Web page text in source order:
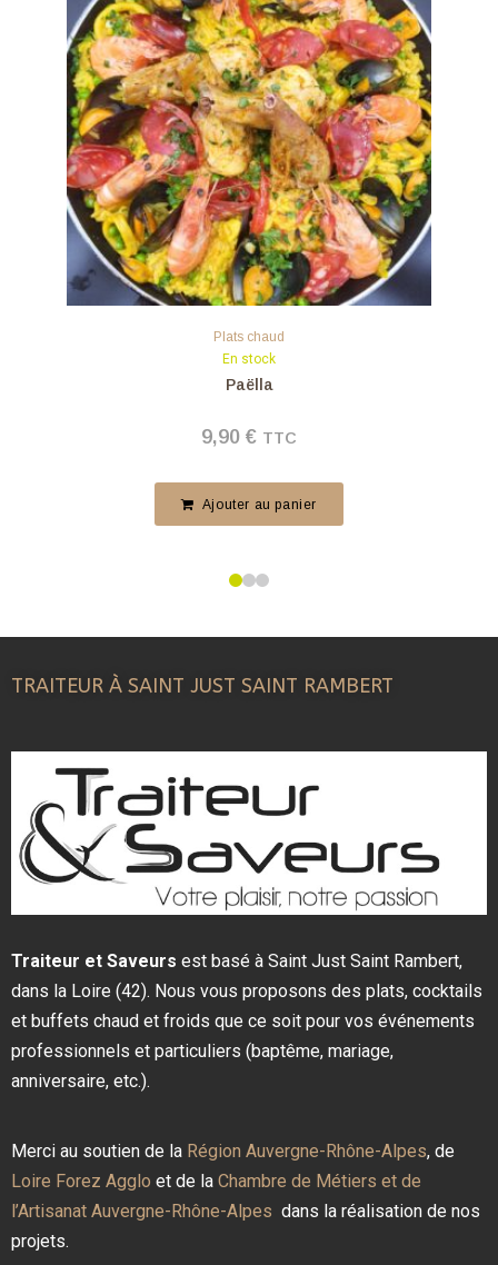
Plats chaud
En stock
Paëlla
9,90 € TTC
Ajouter au panier
TRAITEUR À SAINT JUST SAINT RAMBERT
Traiteur et Saveurs est basé à Saint Just Saint Rambert,
dans la Loire (42). Nous vous proposons des plats, cocktails
et buffets chaud et froids que ce soit pour vos événements
professionnels et particuliers (baptême, mariage,
anniversaire, etc.).
Merci au soutien de la Région Auvergne-Rhône-Alpes, de
Loire Forez Agglo et de la Chambre de Métiers et de
l’Artisanat Auvergne-Rhône-Alpes dans la réalisation de nos
projets.